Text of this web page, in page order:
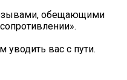
обещающими
уводить вас с пути.